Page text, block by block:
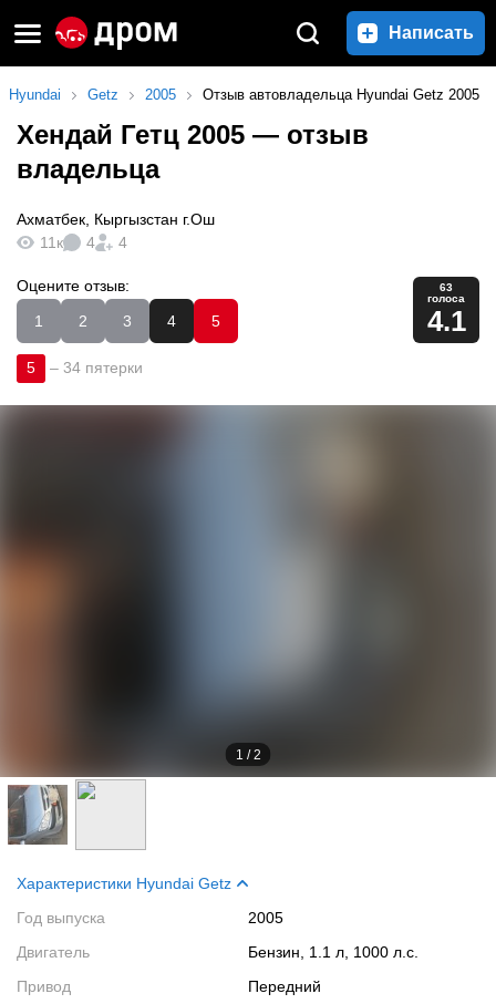
Написать
Hyundai Getz 2005 Отзыв автовладельца Hyundai Getz 2005
Хендай Гетц 2005 — отзыв
владельца
Ахматбек Кыргызстан г.Ош
11к
4 4
Оцените отзыв:
1
2 3 4 5
63
голоса
4.1
5 – 34 пятерки
1 /2
Характеристики Hyundai Getz
Год выпуска
2005
Двигатель
Бензин, 1.1 л, 1000 л.с.
Привод
Передний